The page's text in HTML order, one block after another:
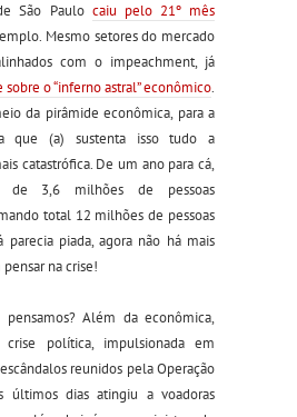
São Paulo caiu pelo 21º mês
Mesmo setores do mercado
com o impeachment, já
o “inferno astral” econômico.
da pirâmide econômica, para a
que (a) sustenta isso tudo a
catastrófica. De um ano para cá,
de 3,6 milhões de pessoas
total 12 milhões de pessoas
parecia piada, agora não há mais
na crise!
Além da econômica,
crise política, impulsionada em
reunidos pela Operação
últimos dias atingiu a voadoras